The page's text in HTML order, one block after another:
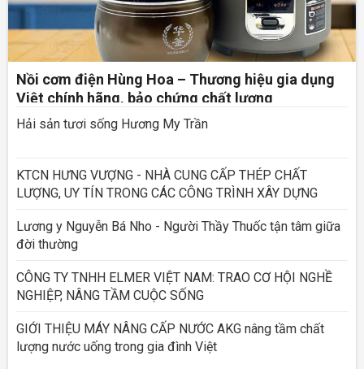
Nồi cơm điện Hùng Hoa – Thương hiệu gia dụng
Việt chính hãng, bảo chứng chất lượng
Hải sản tươi sống Hương My Trần
KTCN HƯNG VƯỢNG - NHÀ CUNG CẤP THÉP CHẤT
LƯỢNG, UY TÍN TRONG CÁC CÔNG TRÌNH XÂY DỰNG
Lương y Nguyễn Bá Nho - Người Thầy Thuốc tận tâm giữa
đời thường
CÔNG TY TNHH ELMER VIỆT NAM: TRAO CƠ HỘI NGHỀ
NGHIỆP, NÂNG TẦM CUỘC SỐNG
GIỚI THIỆU MÁY NÂNG CẤP NƯỚC AKG nâng tầm chất
lượng nước uống trong gia đình Việt